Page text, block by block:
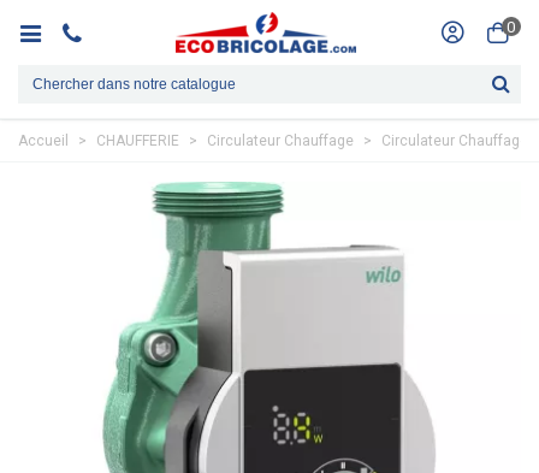
0
Accueil > CHAUFFERIE > Circulateur Chauffage > Circulateur Chauffage